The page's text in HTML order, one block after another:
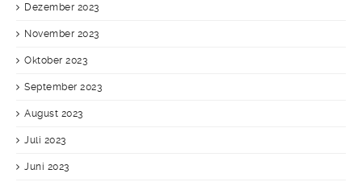
Dezember 2023
November 2023
Oktober 2023
September 2023
August 2023
Juli 2023
Juni 2023